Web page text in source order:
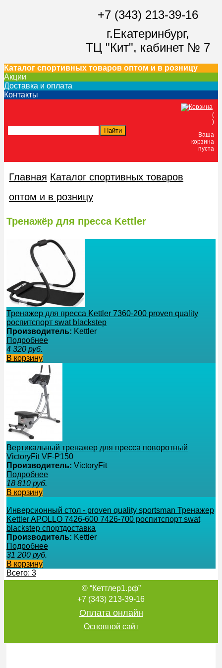
+7 (343) 213-39-16
г.Екатеринбург,
ТЦ "Кит", кабинет № 7
Каталог спортивных товаров оптом и в розницу
Акции
Доставка и оплата
Контакты
(
)
Ваша
корзина
пуста
Главная Каталог спортивных товаров
оптом и в розницу
Тренажёр для пресса Kettler
Тренажер для пресса Kettler 7360-200 proven quality
роспитспорт swat blackstep
Производитель: Kettler
Подробнее
4 320 руб.
В корзину
Вертикальный тренажер для пресса поворотный
VictoryFit VF-P150
Производитель: VictoryFit
Подробнее
18 810 руб.
В корзину
Инверсионный стол - proven quality sportsman Тренажер
Kettler APOLLO 7426-600 7426-700 роспитспорт swat
blackstep спортдоставка
Производитель: Kettler
Подробнее
31 200 руб.
В корзину
Всего: 3
© “Кеттлер1.рф”
+7 (343) 213-39-16
Оплата онлайн
Основной сайт